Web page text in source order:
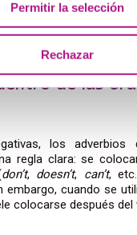
Permitir la selección
Rechazar
lie.
us in summer.
de los
de las
los adverbios
regla clara: se
don’t, doesn’t, can’t,
embargo, cuando se
colocarse después del